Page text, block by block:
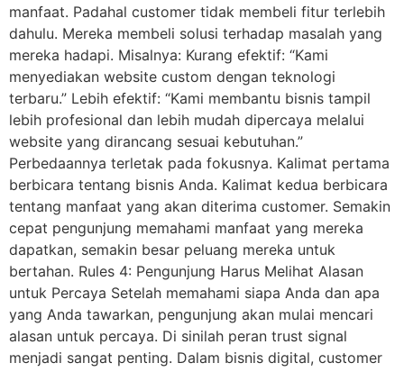
manfaat. Padahal customer tidak membeli fitur terlebih
dahulu. Mereka membeli solusi terhadap masalah yang
mereka hadapi. Misalnya: Kurang efektif: “Kami
menyediakan website custom dengan teknologi
terbaru.” Lebih efektif: “Kami membantu bisnis tampil
lebih profesional dan lebih mudah dipercaya melalui
website yang dirancang sesuai kebutuhan.”
Perbedaannya terletak pada fokusnya. Kalimat pertama
berbicara tentang bisnis Anda. Kalimat kedua berbicara
tentang manfaat yang akan diterima customer. Semakin
cepat pengunjung memahami manfaat yang mereka
dapatkan, semakin besar peluang mereka untuk
bertahan. Rules 4: Pengunjung Harus Melihat Alasan
untuk Percaya Setelah memahami siapa Anda dan apa
yang Anda tawarkan, pengunjung akan mulai mencari
alasan untuk percaya. Di sinilah peran trust signal
menjadi sangat penting. Dalam bisnis digital, customer